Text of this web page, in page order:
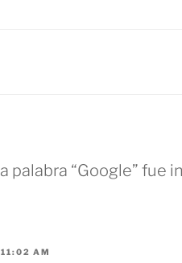
palabra “Google” fue
AM